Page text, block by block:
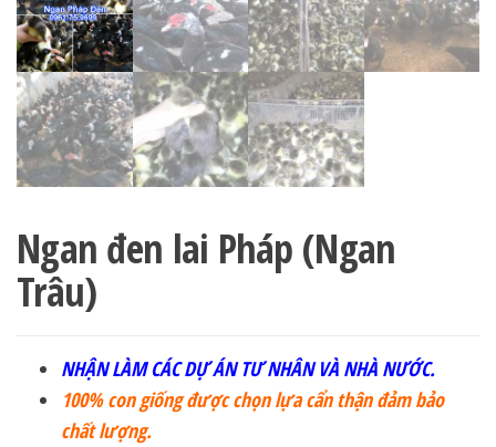
Ngan đen lai Pháp (Ngan
Trâu)
NHẬN LÀM CÁC DỰ ÁN TƯ NHÂN VÀ NHÀ NƯỚC.
100% con giống được chọn lựa cẩn thận đảm bảo
chất lượng.